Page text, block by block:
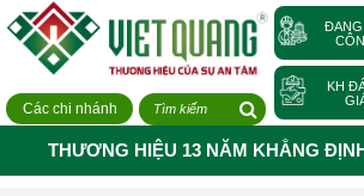
Các chi nhánh
ĐANG
KH
THƯƠNG HIỆU 13 NĂM KHẲNG